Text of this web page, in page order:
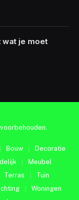
wat je moet
Bouw
Decoratie
Meubel
Terras
Tuin
Woningen